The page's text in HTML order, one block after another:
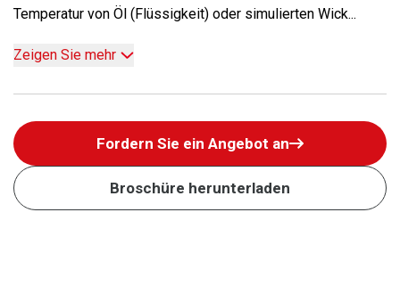
Temperatur von Öl (Flüssigkeit) oder simulierten Wick...
Zeigen Sie mehr
Fordern Sie ein Angebot an
Broschüre herunterladen